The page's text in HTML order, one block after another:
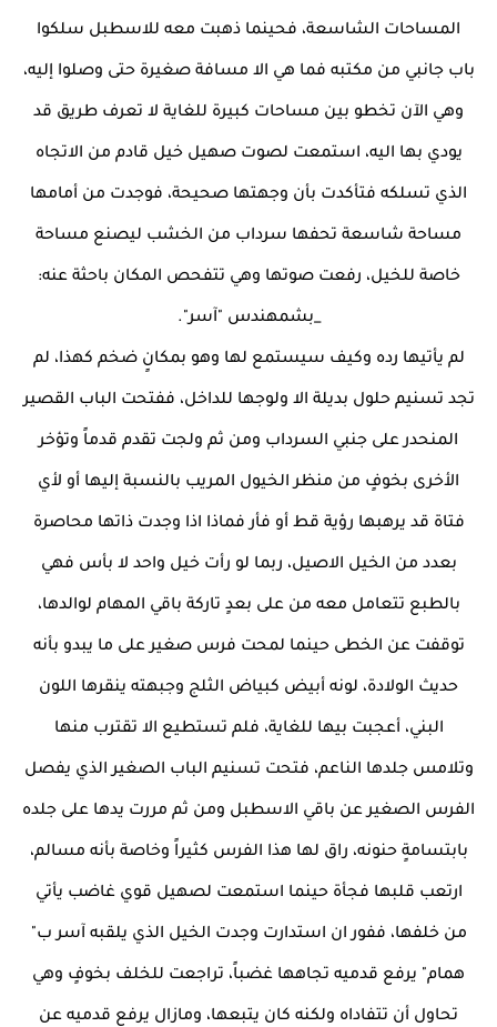
المساحات الشاسعة، فحينما ذهبت معه للاسطبل سلكوا
باب جانبي من مكتبه فما هي الا مسافة صغيرة حتى وصلوا إليه،
وهي الآن تخطو بين مساحات كبيرة للغاية لا تعرف طريق قد
يودي بها اليه، استمعت لصوت صهيل خيل قادم من الاتجاه
الذي تسلكه فتأكدت بأن وجهتها صحيحة، فوجدت من أمامها
مساحة شاسعة تحفها سرداب من الخشب ليصنع مساحة
خاصة للخيل، رفعت صوتها وهي تتفحص المكان باحثة عنه:
_بشمهندس "آسر".
لم يأتيها رده وكيف سيستمع لها وهو بمكانٍ ضخم كهذا، لم
تجد تسنيم حلول بديلة الا ولوجها للداخل، ففتحت الباب القصير
المنحدر على جنبي السرداب ومن ثم ولجت تقدم قدماً وتؤخر
الأخرى بخوفٍ من منظر الخيول المريب بالنسبة إليها أو لأي
فتاة قد يرهبها رؤية قط أو فأر فماذا اذا وجدت ذاتها محاصرة
بعدد من الخيل الاصيل، ربما لو رأت خيل واحد لا بأس فهي
بالطبع تتعامل معه من على بعدٍ تاركة باقي المهام لوالدها،
توقفت عن الخطى حينما لمحت فرس صغير على ما يبدو بأنه
حديث الولادة، لونه أبيض كبياض الثلج وجبهته ينقرها اللون
البني، أعجبت بيها للغاية، فلم تستطيع الا تقترب منها
وتلامس جلدها الناعم، فتحت تسنيم الباب الصغير الذي يفصل
الفرس الصغير عن باقي الاسطبل ومن ثم مررت يدها على جلده
بابتسامةٍ حنونه، راق لها هذا الفرس كثيراً وخاصة بأنه مسالم،
ارتعب قلبها فجأة حينما استمعت لصهيل قوي غاضب يأتي
من خلفها، ففور ان استدارت وجدت الخيل الذي يلقبه آسر ب"
همام" يرفع قدميه تجاهها غضباً، تراجعت للخلف بخوفٍ وهي
تحاول أن تتفاداه ولكنه كان يتبعها، ومازال يرفع قدميه عن